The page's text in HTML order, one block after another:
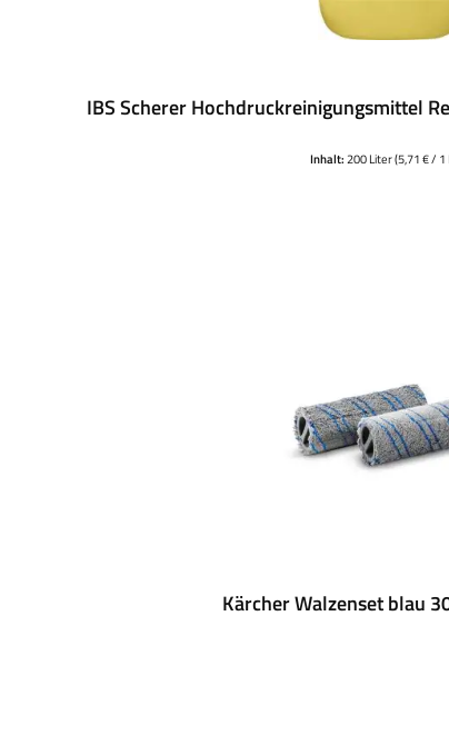
IBS Scherer Hochdruckreinigungsmittel
Inhalt:200 Liter(5,71 € / 1
Kärcher Walzenset blau